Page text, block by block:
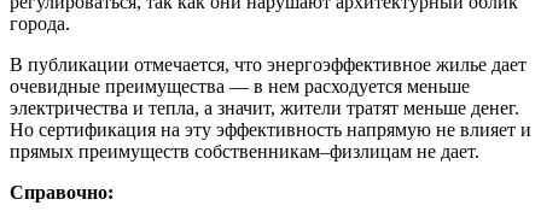
города.
В публикации отмечается, что энергоэффективное жилье дает
очевидные преимущества — в нем расходуется меньше
электричества и тепла, а значит, жители тратят меньше денег.
Но сертификация на эту эффективность напрямую не влияет и
прямых преимуществ собственникам–физлицам не дает.
Справочно: